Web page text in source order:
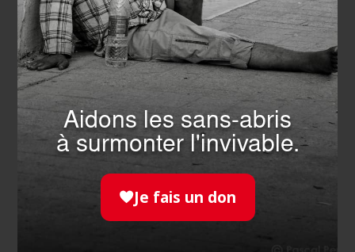
Aidons les sans-abris
à surmonter l'invivable.
Je fais un don